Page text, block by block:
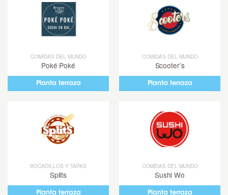
COMIDAS DEL MUNDO
Poké Poké
Planta terraza
COMIDAS DEL MUNDO
Scooter’s
Planta terraza
BOCADILLOS Y TAPAS
Splits
Planta terraza
COMIDAS DEL MUNDO
Sushi Wo
Planta terraza